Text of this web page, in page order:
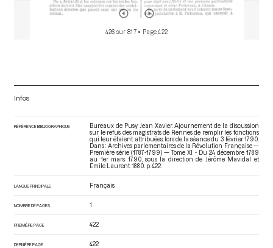
426 sur 817 • Page 422
Infos
RÉFÉRENCE BIBLIOGRAPHIQUE
Bureaux de Pusy Jean Xavier. Ajournement de la discussion
sur le refus des magistrats de Rennes de remplir les fonctions
qui leur étaient attribuées, lors de la séance du 3 février 1790.
Dans : Archives parlementaires de la Révolution Française —
Première série (1787-1799) — Tome XI - Du 24 décembre 1789
au 1er mars 1790 , sous la direction de Jérôme Mavidal et
Emile Laurent. 1880. p. 422.
LANGUE PRINCIPALE Français
NOMBRE DE PAGES 1
PREMIÈRE PAGE 422
DERNIÈRE PAGE 422